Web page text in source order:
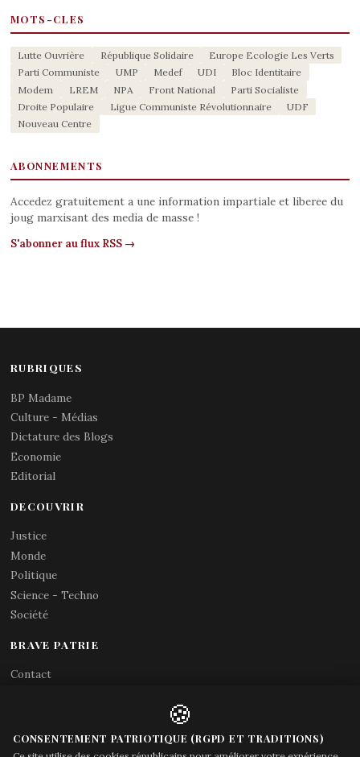
MOTS-CLES
Lutte Ouvrière République Solidaire
Europe Ecologie Les Verts
Parti Communiste
UMP Medef UDI
Bloc Identitaire
Modem
LREM NPA Front National
Parti Socialiste
Droite Populaire
Ligue Communiste Révolutionnaire
UDF
Nouveau Centre
ABONNEMENTS
Accedez gratuitement a une information impartiale et liberee du
joug marxisant des media de masse !
S'abonner au flux RSS →
RUBRIQUES
BP Madame
Culture - Médias
Dictature des Blogs
Economie
Editorial
DECOUVRIR
Justice
Monde
Politique
Science - Techno
Société
BRAVE PATRIE
Contact
Acces gouvernement
🍪
CONSENTEMENT PATRIOTIQUE (RGPD ET TRADITIONS)